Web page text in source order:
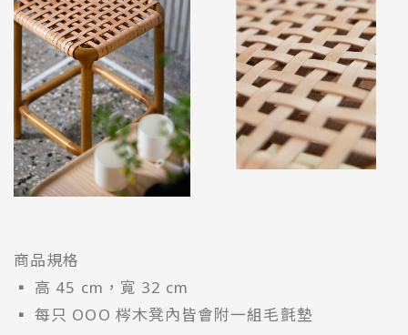
商品規格
▪ 高 45 cm，寬 32 cm
▪ 每只 OOO 梣木凳內皆會附一組毛氈墊